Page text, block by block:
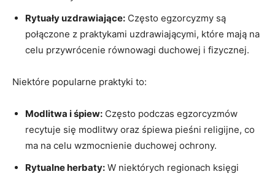
Rytuały uzdrawiające: Często egzorcyzmy są
połączone z praktykami uzdrawiającymi, które mają na
celu przywrócenie równowagi duchowej i ‌fizycznej.
Niektóre popularne praktyki to:
Modlitwa i śpiew: Często podczas egzorcyzmów
recytuje się modlitwy oraz śpiewa pieśni religijne, co
ma na celu wzmocnienie duchowej ochrony.
Rytualne herbaty: W niektórych regionach księgi